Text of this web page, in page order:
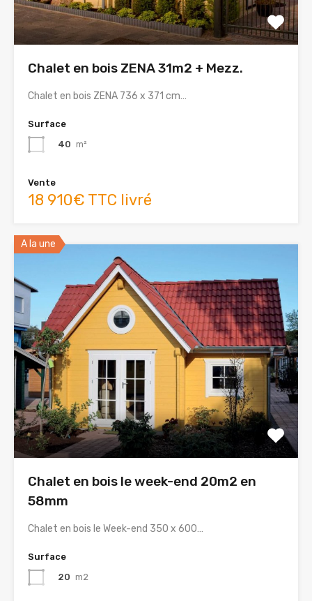
Chalet en bois ZENA 31m2 + Mezz.
Chalet en bois ZENA 736 x 371 cm…
Surface
40 m²
Vente
18 910€ TTC livré
A la une
Chalet en bois le week-end 20m2 en
58mm
Chalet en bois le Week-end 350 x 600…
Surface
20 m2